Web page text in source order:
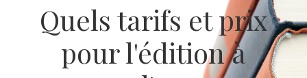
Quels tarifs et prix
pour l'édition à